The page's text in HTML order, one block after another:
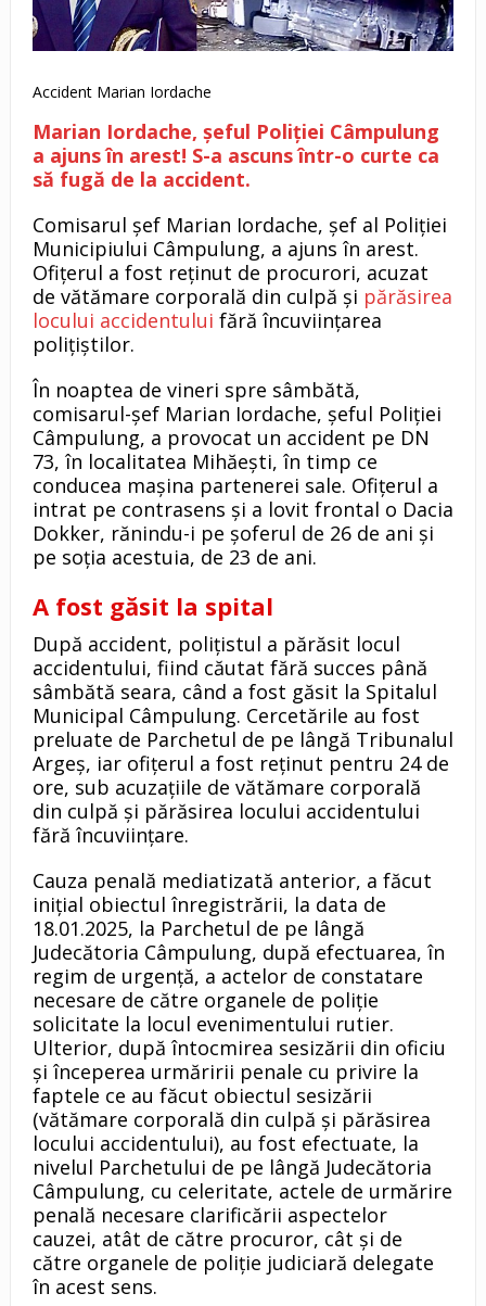
Accident Marian Iordache
Marian Iordache, șeful Poliției Câmpulung
a ajuns în arest! S-a ascuns într-o curte ca
să fugă de la accident.
Comisarul șef Marian Iordache, șef al Poliției
Municipiului Câmpulung, a ajuns în arest.
Ofițerul a fost reținut de procurori, acuzat
de vătămare corporală din culpă și părăsirea
locului accidentului fără încuviințarea
polițiștilor.
În noaptea de vineri spre sâmbătă,
comisarul-șef Marian Iordache, șeful Poliției
Câmpulung, a provocat un accident pe DN
73, în localitatea Mihăești, în timp ce
conducea mașina partenerei sale. Ofițerul a
intrat pe contrasens și a lovit frontal o Dacia
Dokker, rănindu-i pe șoferul de 26 de ani și
pe soția acestuia, de 23 de ani.
A fost găsit la spital
După accident, polițistul a părăsit locul
accidentului, fiind căutat fără succes până
sâmbătă seara, când a fost găsit la Spitalul
Municipal Câmpulung. Cercetările au fost
preluate de Parchetul de pe lângă Tribunalul
Argeș, iar ofițerul a fost reținut pentru 24 de
ore, sub acuzațiile de vătămare corporală
din culpă și părăsirea locului accidentului
fără încuviințare.
Cauza penală mediatizată anterior, a făcut
iniţial obiectul înregistrării, la data de
18.01.2025, la Parchetul de pe lângă
Judecătoria Câmpulung, după efectuarea, în
regim de urgenţă, a actelor de constatare
necesare de către organele de poliţie
solicitate la locul evenimentului rutier.
Ulterior, după întocmirea sesizării din oficiu
şi începerea urmăririi penale cu privire la
faptele ce au făcut obiectul sesizării
(vătămare corporală din culpă şi părăsirea
locului accidentului), au fost efectuate, la
nivelul Parchetului de pe lângă Judecătoria
Câmpulung, cu celeritate, actele de urmărire
penală necesare clarificării aspectelor
cauzei, atât de către procuror, cât şi de
către organele de poliţie judiciară delegate
în acest sens.